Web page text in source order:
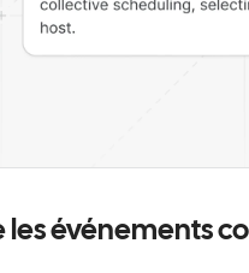
les événements